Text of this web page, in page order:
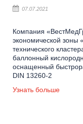
07.07.2021
Компания
экономической зоны
технического
баллонный
оснащенный
DIN 13260-2
Узнать больше